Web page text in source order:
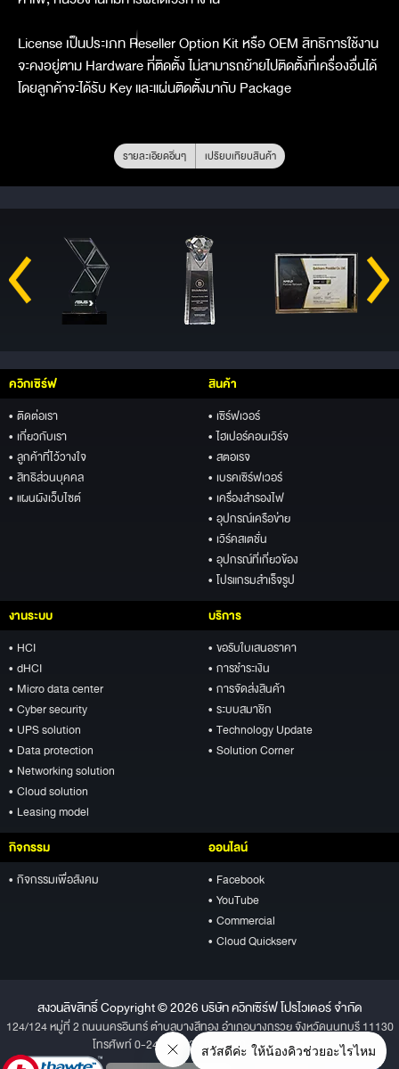
License เป็นประเภท Reseller Option Kit หรือ OEM สิทธิการใช้งาน
จะคงอยู่ตาม Hardware ที่ติดตั้ง ไม่สามารถย้ายไปติดตั้งที่เครื่องอื่นได้
โดยลูกค้าจะได้รับ Key และแผ่นติดตั้งมากับ Package
รายละเอียดอื่นๆ เปรียบเทียบสินค้า
ควิกเซิร์ฟ
• ติดต่อเรา
• เกี่ยวกับเรา
• ลูกค้าที่ไว้วางใจ
• สิทธิส่วนบุคคล
• แผนผังเว็บไซต์
สินค้า
• เซิร์ฟเวอร์
• ไฮเปอร์คอนเวิร์จ
• สตอเรจ
• เบรคเซิร์ฟเวอร์
• เครื่องสำรองไฟ
• อุปกรณ์เครือข่าย
• เวิร์คสเตชั่น
• อุปกรณ์ที่เกี่ยวข้อง
• โปรแกรมสำเร็จรูป
งานระบบ
• HCI
• dHCI
• Micro data center
• Cyber security
• UPS solution
• Data protection
• Networking solution
• Cloud solution
• Leasing model
บริการ
• ขอรับใบเสนอราคา
• การชำระเงิน
• การจัดส่งสินค้า
• ระบบสมาชิก
• Technology Update
• Solution Corner
กิจกรรม
• กิจกรรมเพื่อสังคม
ออนไลน์
• Facebook
• YouTube
• Commercial
• Cloud Quickserv
สงวนลิขสิทธิ์ Copyright © 2026 บริษัท ควิกเซิร์ฟ โปรไวเดอร์ จำกัด
124/124 หมู่ที่ 2 ถนนนครอินทร์ ตำบลบางสีทอง อำเภอบางกรวย จังหวัดนนทบุรี 11130
โทรศัพท์ 0-2496-1234 โทรสาร 0-2496-1001